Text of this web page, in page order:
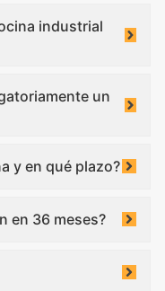
industrial
un
y en qué plazo?
en 36 meses?